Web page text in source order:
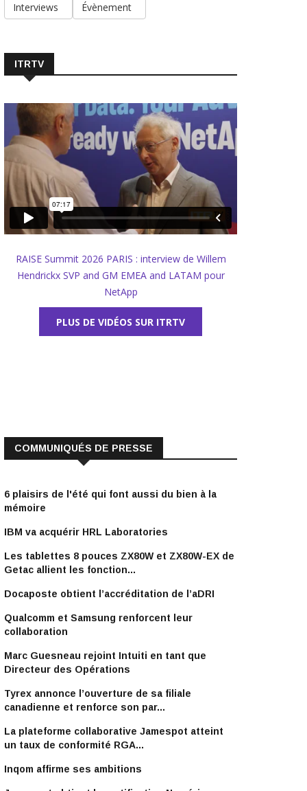
Interviews
Évènement
ITRTV
RAISE Summit 2026 PARIS : interview de Willem
Hendrickx SVP and GM EMEA and LATAM pour
NetApp
PLUS DE VIDÉOS SUR ITRTV
COMMUNIQUÉS DE PRESSE
6 plaisirs de l'été qui font aussi du bien à la
mémoire
IBM va acquérir HRL Laboratories
Les tablettes 8 pouces ZX80W et ZX80W-EX de
Getac allient les fonction...
Docaposte obtient l’accréditation de l’aDRI
Qualcomm et Samsung renforcent leur
collaboration
Marc Guesneau rejoint Intuiti en tant que
Directeur des Opérations
Tyrex annonce l’ouverture de sa filiale
canadienne et renforce son par...
La plateforme collaborative Jamespot atteint
un taux de conformité RGA...
Inqom affirme ses ambitions